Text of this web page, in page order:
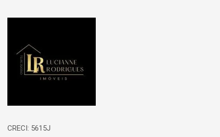
CRECI: 5615J